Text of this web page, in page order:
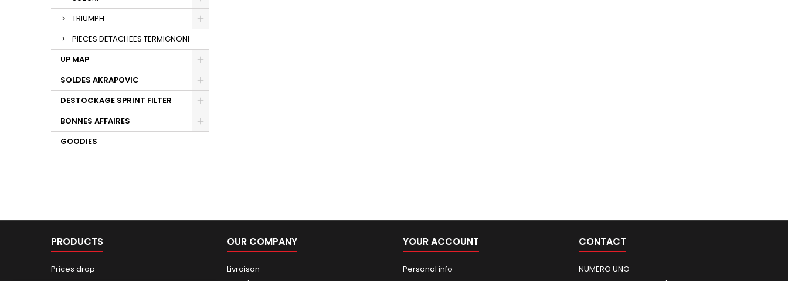
TRIUMPH
PIECES DETACHEES TERMIGNONI
UP MAP
SOLDES AKRAPOVIC
DESTOCKAGE SPRINT FILTER
BONNES AFFAIRES
GOODIES
PRODUCTS
Prices drop
OUR COMPANY
Livraison
YOUR ACCOUNT
Personal info
CONTACT
NUMERO UNO